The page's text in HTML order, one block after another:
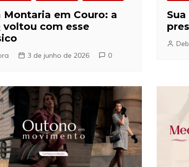
Montaria em Couro: a
voltou com esse
3 de junho de 2026 0